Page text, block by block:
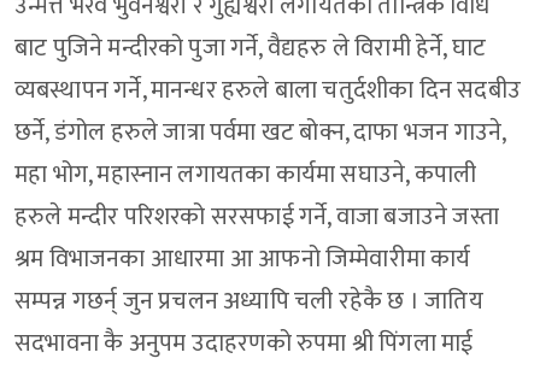
बाट पुजिने मन्दीरको पुजा गर्ने, वैद्यहरु ले विरामी हेर्ने, घाट
व्यबस्थापन गर्ने, मानन्धर हरुले बाला चतुर्दशीका दिन सदबीउ
छर्ने, डंगोल हरुले जात्रा पर्वमा खट बोक्न, दाफा भजन गाउने,
महा भोग, महास्नान लगायतका कार्यमा सघाउने, कपाली
हरुले मन्दीर परिशरको सरसफाई गर्ने, वाजा बजाउने जस्ता
श्रम विभाजनका आधारमा आ आफनो जिम्मेवारीमा कार्य
सम्पन्न गछर्न् जुन प्रचलन अध्यापि चली रहेकै छ । जातिय
सदभावना कै अनुपम उदाहरणको रुपमा श्री पिंगला माई